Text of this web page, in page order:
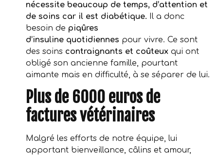
nécessite beaucoup de temps, d’attention et
de soins car il est diabétique. Il a donc
besoin de piqûres
d’insuline quotidiennes pour vivre. Ce sont
des soins contraignants et coûteux qui ont
obligé son ancienne famille, pourtant
aimante mais en difficulté, à se séparer de lui.
Plus de 6000 euros de
factures vétérinaires
Malgré les efforts de notre équipe, lui
apportant bienveillance, câlins et amour,